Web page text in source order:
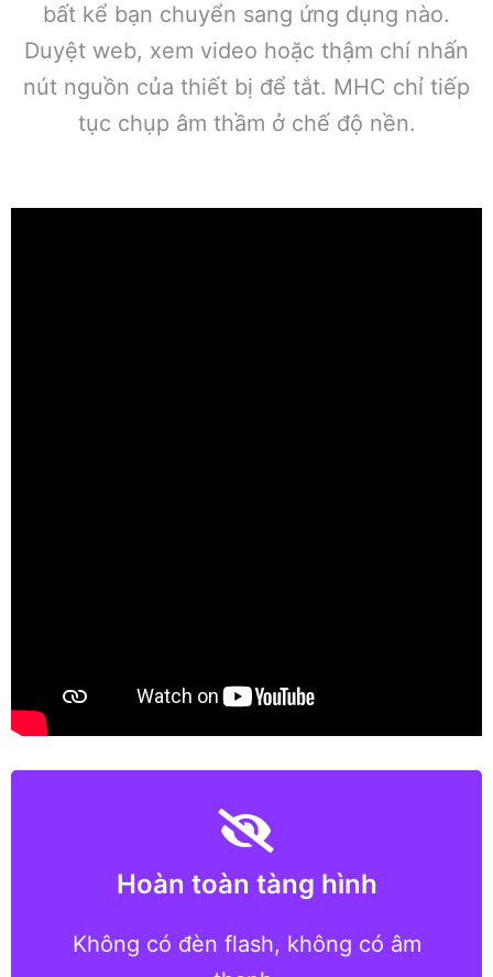
bất kể bạn chuyển sang ứng dụng nào.
Duyệt web, xem video hoặc thậm chí nhấn
nút nguồn của thiết bị để tắt. MHC chỉ tiếp
tục chụp âm thầm ở chế độ nền.
Hoàn toàn tàng hình
Không có đèn flash, không có âm
Giải pháp bắn gián điệp cấp độ
hoạt động hoàn toàn lén lút